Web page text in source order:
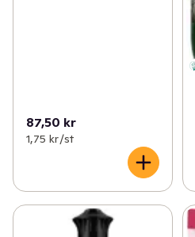
87,50 kr
1,75 kr /st